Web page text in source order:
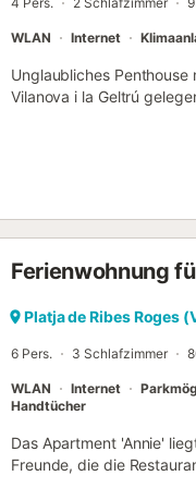
Wäscheständer. Der
KEINE GRUPPEN UNTER
WLAN Internet
Unglaubliches
Vilanova i la Geltrú
Restaurants am Meer.
Minuten) nach Sitges
im Obergeschoss mit
Klimaanlage. Balkon
entsprechendes HDMI-
ausgestattete moderne
große private
Wohnung bietet einen
Ferienwohnung
Platja de Ribes Roges
6 Pers. 3 Schlafzimmer
WLAN Internet
Handtücher
Das Apartment 'Annie'
Freunde, die die